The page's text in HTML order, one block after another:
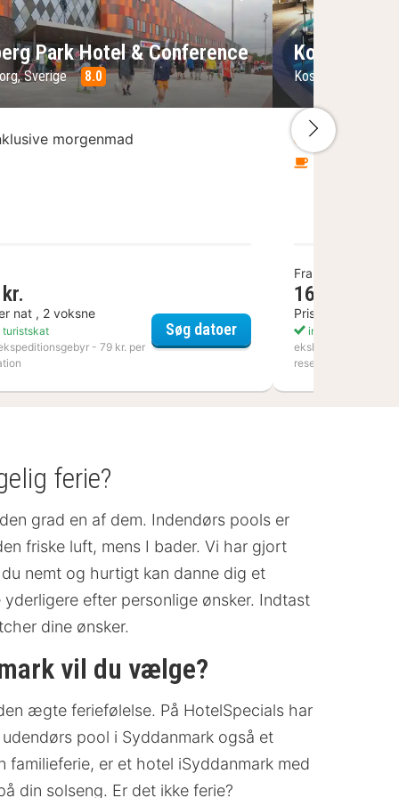
Karlshamn
Park Hotel & Conference
Sverige 8.0
morgenmad
nat , 2 voksne
turistskat
- 79 kr. per
Søg datoerKviberg Park Hotel &
Kosta
Kosta, Sverige
Inklusive
Fra
1636 kr.
Pris per nat , 2
inkl. turistskat
ekskl.
reservation
Næste
ferie?
grad en af dem. Indendørs pools er
friske luft, mens I bader. Vi har gjort
nemt og hurtigt kan danne dig et
efter personlige ønsker. Indtast
dine ønsker.
vil du vælge?
ægte feriefølelse. På HotelSpecials har
pool i Syddanmark også et
familieferie, er et hotel iSyddanmark med
din solseng. Er det ikke ferie?